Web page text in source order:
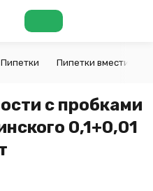
Пипетки Пипетки
с пробками
0,1+0,01